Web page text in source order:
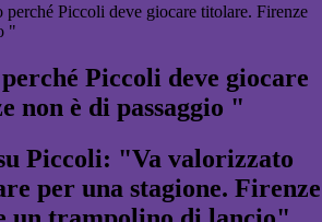
Piccoli deve giocare titolare. Firenze
"
Piccoli deve giocare
non è di passaggio "
Piccoli: "Va valorizzato
per una stagione. Firenze